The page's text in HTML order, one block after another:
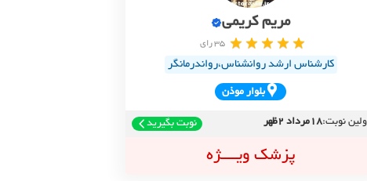
مریم کریمی
35 رای
کارشناس ارشد روانشناس،رواندرمانگر
بلوار موذن
نوبت:18مرداد 2ظهر نوبت بگیرید
پزشک ویــــژه